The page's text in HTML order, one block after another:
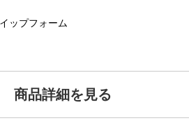
ップフォーム
商品詳細を見る